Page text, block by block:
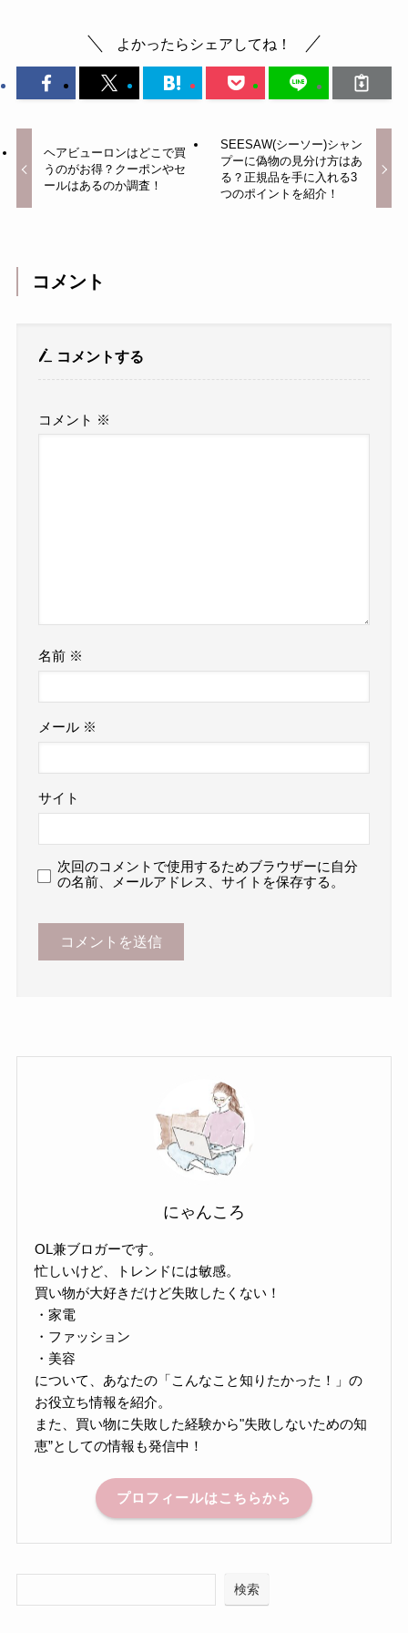
よかったらシェアしてね！
ヘアビューロンはどこで買
うのがお得？クーポンやセ
ールはあるのか調査！
SEESAW(シーソー)シャン
プーに偽物の見分け方はあ
る？正規品を手に入れる3
つのポイントを紹介！
コメント
コメントする
コメント ※
名前 ※
メール ※
サイト
次回のコメントで使用するためブラウザーに自分
の名前、メールアドレス、サイトを保存する。
にゃんころ
OL兼ブロガーです。
忙しいけど、トレンドには敏感。
買い物が大好きだけど失敗したくない！
・家電
・ファッション
・美容
について、あなたの「こんなこと知りたかった！」の
お役立ち情報を紹介。
また、買い物に失敗した経験から"失敗しないための知
恵”としての情報も発信中！
プロフィールはこちらから
検索